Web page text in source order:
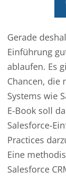
Gerade
Einführung
ablaufen. Es
Chancen, die
Systems wie
E-Book soll
Salesforce-
Practices
Eine
Salesforce